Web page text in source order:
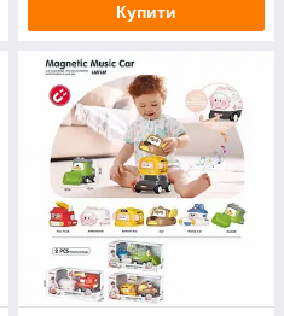
Купити